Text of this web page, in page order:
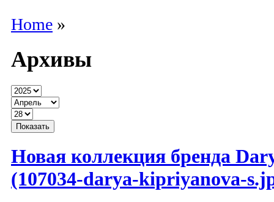
Home »
Архивы
Новая коллекция бренда
(107034-darya-kipriyanova-